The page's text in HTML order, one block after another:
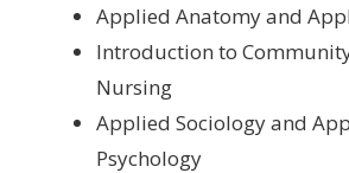
Applied Anatomy and
Introduction to
Nursing
Applied Sociology and
Psychology